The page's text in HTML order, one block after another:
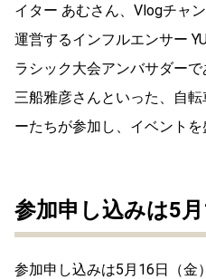
イター あむさん、Vlogチャ
運営するインフルエンサー
ラシック大会アンバサダー
三船雅彦さんといった、自
ーたちが参加し、イベントを
参加申し込みは5
参加申し込みは5月16日（金